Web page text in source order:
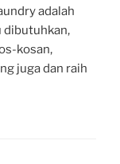
adalah
dibutuhkan,
kosan,
juga dan raih